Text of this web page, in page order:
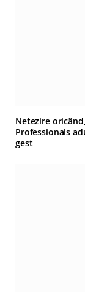
Netezire
Professionals
gest